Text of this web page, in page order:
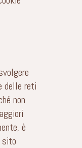
delle reti
non
è
sito